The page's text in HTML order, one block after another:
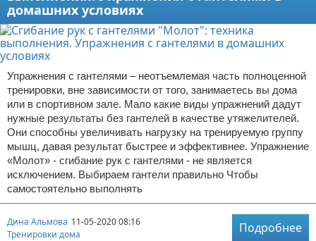
домашних условиях
Упражнения с гантелями – неотъемлемая часть полноценной
тренировки, вне зависимости от того, занимаетесь вы дома
или в спортивном зале. Мало какие виды упражнений дадут
нужные результаты без гантелей в качестве утяжелителей.
Они способны увеличивать нагрузку на тренируемую группу
мышц, давая результат быстрее и эффективнее. Упражнение
«Молот» - сгибание рук с гантелями - не является
исключением. Выбираем гантели правильно Чтобы
самостоятельно выполнять
Дина Альмова 11-05-2020 08:16
Тренировки дома
Подробнее